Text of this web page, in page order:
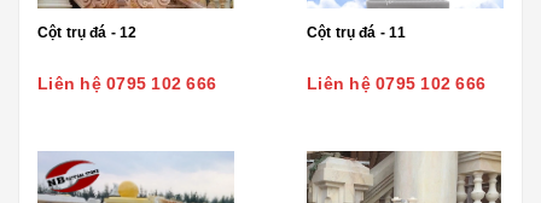
Cột trụ đá - 12
Liên hệ 0795 102 666
Cột trụ đá - 11
Liên hệ 0795 102 666